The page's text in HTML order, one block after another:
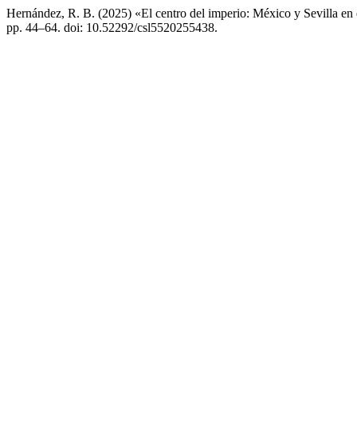
Hernández, R. B. (2025) «El centro del imperio: México y Sevilla
pp. 44–64. doi: 10.52292/csl5520255438.